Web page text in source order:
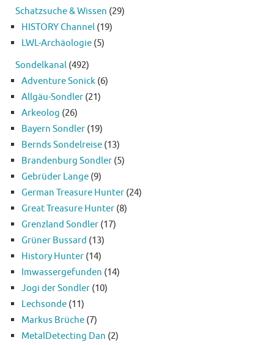
Schatzsuche & Wissen (29)
HISTORY Channel (19)
LWL-Archäologie (5)
Sondelkanal (492)
Adventure Sonick (6)
Allgäu-Sondler (21)
Arkeolog (26)
Bayern Sondler (19)
Bernds Sondelreise (13)
Brandenburg Sondler (5)
Gebrüder Lange (9)
German Treasure Hunter (24)
Great Treasure Hunter (8)
Grenzland Sondler (17)
Grüner Bussard (13)
History Hunter (14)
Imwassergefunden (14)
Jogi der Sondler (10)
Lechsonde (11)
Markus Brüche (7)
MetalDetecting Dan (2)